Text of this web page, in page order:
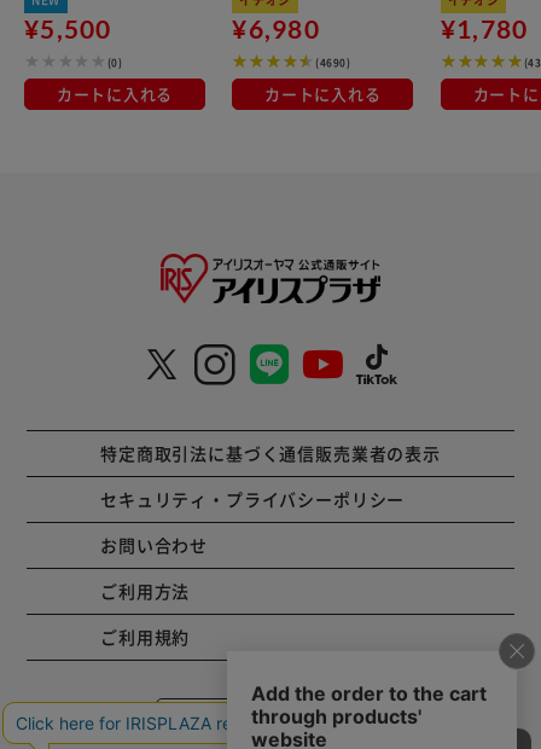
イトグレー
¥5,500
(0)
カートに入れる
¥6,980
(4690)
カートに入れる
¥1,780
カート
特定商取引法に基づく通信販売業者の表示
セキュリティ・プライバシーポリシー
お問い合わせ
ご利用方法
ご利用規約
コーポレートサイト